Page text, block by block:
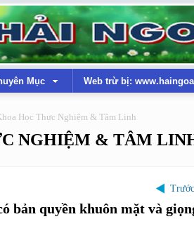
Mục Web trừ bị:
Học Thực Nghiệm & Tâm Linh
NGHIỆM & TÂM
Trước
bản quyền khuôn mặt và